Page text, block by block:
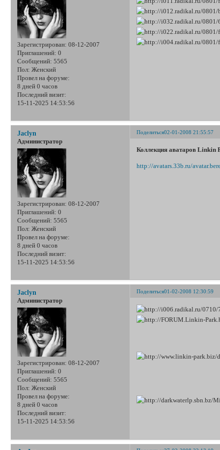
Зарегистрирован: 08-12-2007
Приглашений: 0
Сообщений: 5565
Пол: Женский
Провел на форуме:
8 дней 0 часов
Последний визит:
15-11-2025 14:53:56
Поделиться02-01-2008 21:55:57
Jaclyn
Администратор
Зарегистрирован: 08-12-2007
Приглашений: 0
Сообщений: 5565
Пол: Женский
Провел на форуме:
8 дней 0 часов
Последний визит:
15-11-2025 14:53:56
Коллекция аватаров Linkin
http://avatars.33b.ru/
Поделиться01-02-2008 12:30:59
Jaclyn
Администратор
Зарегистрирован: 08-12-2007
Приглашений: 0
Сообщений: 5565
Пол: Женский
Провел на форуме:
8 дней 0 часов
Последний визит:
15-11-2025 14:53:56